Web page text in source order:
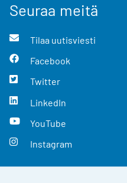
Seuraa meitä
Tilaa uutisviesti
Facebook
Twitter
LinkedIn
YouTube
Instagram